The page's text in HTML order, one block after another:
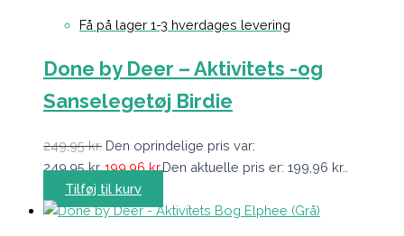
Få på lager 1-3 hverdages levering
Done by Deer – Aktivitets -og
Sanselegetøj Birdie
249,95kr. Den oprindelige pris var:
249,95 kr..199,96kr.Den aktuelle pris er: 199,96 kr..
Tilføj til kurv